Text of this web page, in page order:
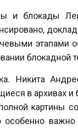
и блокады
этапами
блокадной
Никита
в архивах и
картины
особенно